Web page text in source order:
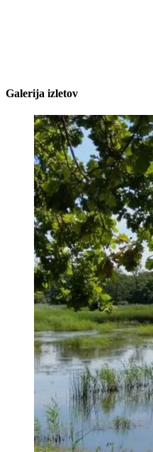
Galerija izletov